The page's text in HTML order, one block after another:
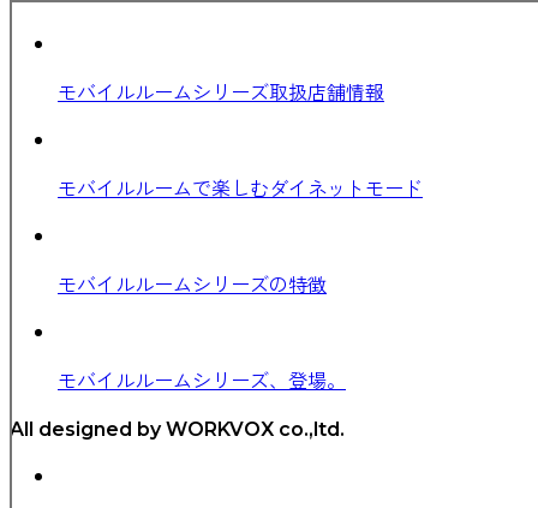
モバイルルームシリーズ取扱店舗情報
モバイルルームで楽しむダイネットモード
モバイルルームシリーズの特徴
モバイルルームシリーズ、登場。
All designed by WORKVOX co.,ltd.